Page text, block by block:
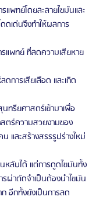
พทย์โดยละลายไขมันและ
เด่นจึงทำให้ผลการ
แพทย์ ที่ลดความเสียหาย
การเสียเลือด และเกิด
ทรียศาสตร์เข้ามาเพื่อ
ตร์ความสวยงามของ
และสร้างสรรรูปร่างใหม่
หลับได้ แต่การดูดไขมันทั้ง
ผ่าตัดจำเป็นต้องนำไขมัน
อีกทั้งยังเป็นการลด